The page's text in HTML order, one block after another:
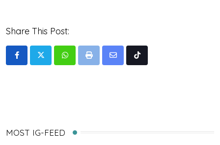
Share This Post:
WhatsappPrint
Share
Tiktok
MOST IG-FEED